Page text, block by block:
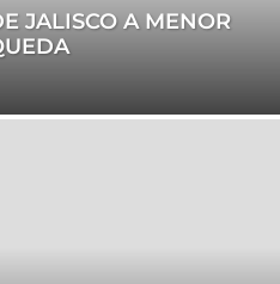
JALISCO A MENOR